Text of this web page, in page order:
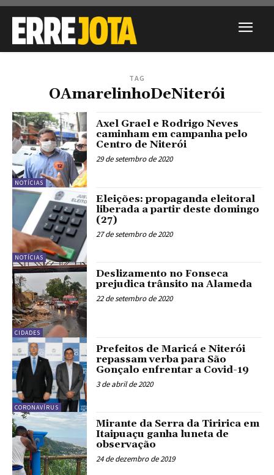
TAG
OAmarelinhoDeNiterói
NOTÍCIAS
Axel Grael e Rodrigo Neves
caminham em campanha pelo
Centro de Niterói
29 de setembro de 2020
NOTÍCIAS
Eleições: propaganda eleitoral
liberada a partir deste domingo
(27)
27 de setembro de 2020
CIDADES
Deslizamento no Fonseca
prejudica trânsito na Alameda
22 de setembro de 2020
CORONAVÍRUS
Prefeitos de Maricá e Niterói
repassam verba para São
Gonçalo enfrentar a Covid-19
3 de abril de 2020
Mirante da Serra da Tiririca em
Itaipuaçu ganha luneta de
observação
24 de dezembro de 2019